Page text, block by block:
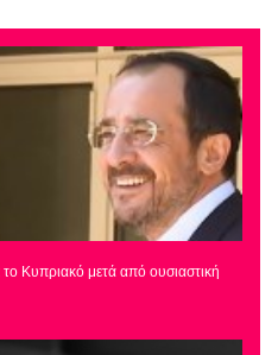
Κυπριακό μετά από ουσιαστική